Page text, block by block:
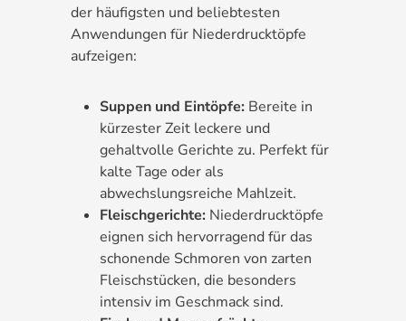
der häufigsten und beliebtesten
Anwendungen für Niederdrucktöpfe
aufzeigen:
Suppen und Eintöpfe: Bereite in
kürzester Zeit leckere und
gehaltvolle Gerichte zu. Perfekt für
kalte Tage oder als
abwechslungsreiche Mahlzeit.
Fleischgerichte: Niederdrucktöpfe
eignen sich hervorragend für das
schonende Schmoren von zarten
Fleischstücken, die besonders
intensiv im Geschmack sind.